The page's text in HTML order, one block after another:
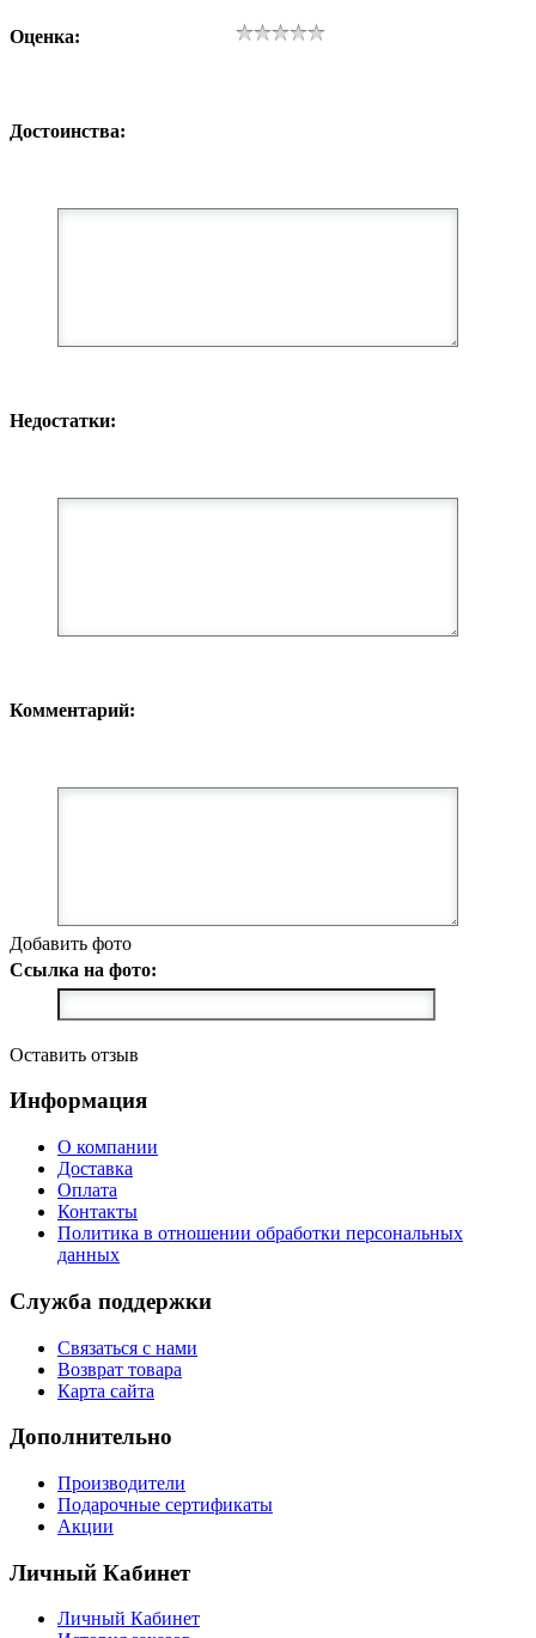
Оценка:
Достоинства:
Недостатки:
Комментарий:
Добавить фото
Ссылка на фото:
Оставить отзыв
Информация
О компании
Доставка
Оплата
Контакты
Политика в отношении обработки персональных
данных
Служба поддержки
Связаться с нами
Возврат товара
Карта сайта
Дополнительно
Производители
Подарочные сертификаты
Акции
Личный Кабинет
Личный Кабинет